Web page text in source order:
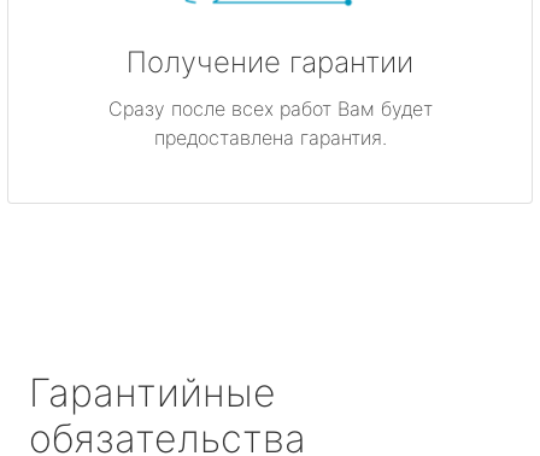
Получение гарантии
Сразу после всех работ Вам будет
предоставлена гарантия.
Гарантийные
обязательства